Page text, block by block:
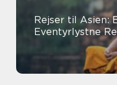
Rejser til Asien:
Eventyrlystne